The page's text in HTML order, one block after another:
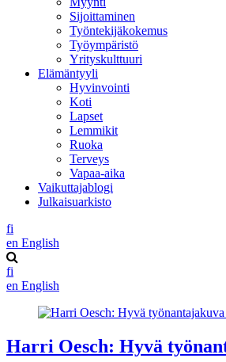
Sijoittaminen
Työntekijäkokemus
Työympäristö
Yrityskulttuuri
Elämäntyyli
Hyvinvointi
Koti
Lapset
Lemmikit
Ruoka
Terveys
Vapaa-aika
Vaikuttajablogi
Julkaisuarkisto
fi
en English
fi
en English
Harri Oesch: Hyvä